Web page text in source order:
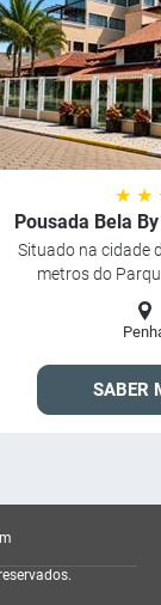
★ ★
Pousada Bela
Situado na cidade
metros do
SABER